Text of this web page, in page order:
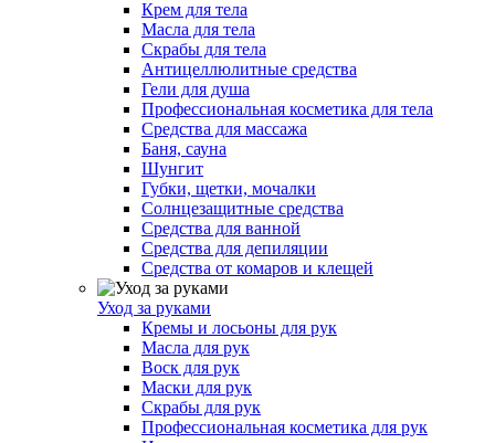
Крем для тела
Масла для тела
Скрабы для тела
Антицеллюлитные средства
Гели для душа
Профессиональная косметика для тела
Средства для массажа
Баня, сауна
Шунгит
Губки, щетки, мочалки
Солнцезащитные средства
Средства для ванной
Средства для депиляции
Средства от комаров и клещей
Уход за руками
Кремы и лосьоны для рук
Масла для рук
Воск для рук
Маски для рук
Скрабы для рук
Профессиональная косметика для рук